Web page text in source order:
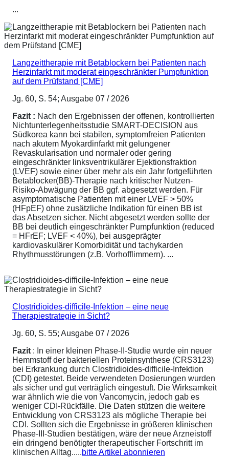
...
Langzeittherapie mit Betablockern bei Patienten nach
Herzinfarkt mit moderat eingeschränkter Pumpfunktion
auf dem Prüfstand [CME]
Jg. 60, S. 54; Ausgabe 07 / 2026
Fazit : Nach den Ergebnissen der offenen, kontrollierten
Nichtunterlegenheitsstudie SMART-DECISION aus
Südkorea kann bei stabilen, symptomfreien Patienten
nach akutem Myokardinfarkt mit gelungener
Revaskularisation und normaler oder gering
eingeschränkter linksventrikulärer Ejektionsfraktion
(LVEF) sowie einer über mehr als ein Jahr fortgeführten
Betablocker(BB)-Therapie nach kritischer Nutzen-
Risiko-Abwägung der BB ggf. abgesetzt werden. Für
asymptomatische Patienten mit einer LVEF > 50%
(HFpEF) ohne zusätzliche Indikation für einen BB ist
das Absetzen sicher. Nicht abgesetzt werden sollte der
BB bei deutlich eingeschränkter Pumpfunktion (reduced
= HFrEF; LVEF < 40%), bei ausgeprägter
kardiovaskulärer Komorbidität und tachykarden
Rhythmusstörungen (z.B. Vorhofflimmern). ...
Clostridioides-difficile-Infektion – eine neue
Therapiestrategie in Sicht?
Jg. 60, S. 55; Ausgabe 07 / 2026
Fazit : In einer kleinen Phase-II-Studie wurde ein neuer
Hemmstoff der bakteriellen Proteinsynthese (CRS3123)
bei Erkrankung durch Clostridioides-difficile-Infektion
(CDI) getestet. Beide verwendeten Dosierungen wurden
als sicher und gut verträglich eingestuft. Die Wirksamkeit
war ähnlich wie die von Vancomycin, jedoch gab es
weniger CDI-Rückfälle. Die Daten stützen die weitere
Entwicklung von CRS3123 als mögliche Therapie bei
CDI. Sollten sich die Ergebnisse in größeren klinischen
Phase-III-Studien bestätigen, wäre der neue Arzneistoff
ein dringend benötigter therapeutischer Fortschritt im
klinischen Alltag.....bitte Artikel abonnieren